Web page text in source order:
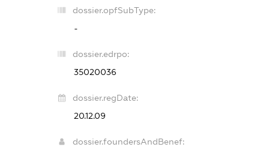
dossier.opfSubType:
-
dossier.edrpo:
35020036
dossier.regDate:
20.12.09
dossier.foundersAndBenef: